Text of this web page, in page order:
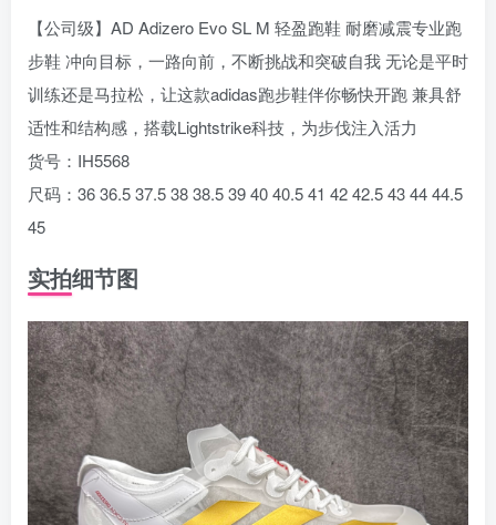
【公司级】AD Adizero Evo SL M 轻盈跑鞋 耐磨减震专业跑
步鞋 冲向目标，一路向前，不断挑战和突破自我 无论是平时
训练还是马拉松，让这款adidas跑步鞋伴你畅快开跑 兼具舒
适性和结构感，搭载Lightstrike科技，为步伐注入活力
货号：IH5568
尺码：36 36.5 37.5 38 38.5 39 40 40.5 41 42 42.5 43 44 44.5
45
实拍细节图